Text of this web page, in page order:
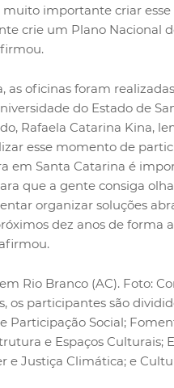
muito importante criar
crie um Plano Nacional
as oficinas foram
do Estado de
Rafaela Catarina Kina,
esse momento de
em Santa Catarina é
que a gente consiga
organizar soluções
dez anos de
Rio Branco (AC). Foto:
os participantes são
Participação Social;
e Espaços Culturais;
e Justiça Climática; e